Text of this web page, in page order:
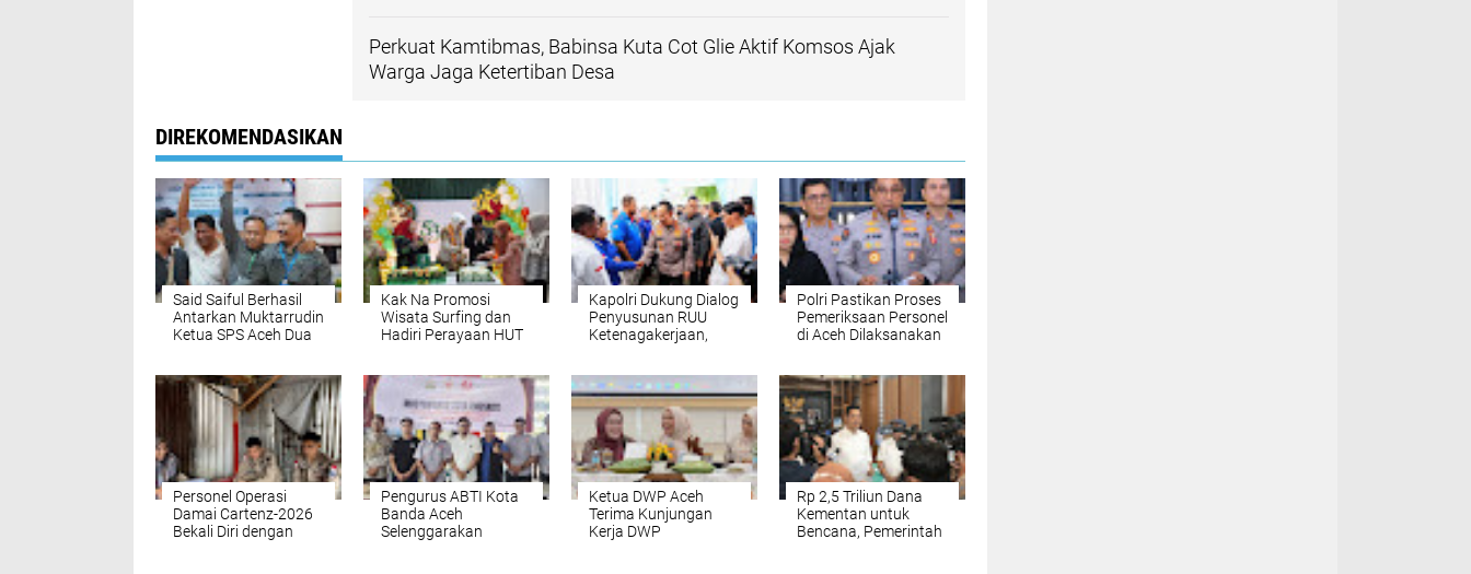
Perkuat Kamtibmas, Babinsa Kuta Cot Glie Aktif Komsos Ajak
Warga Jaga Ketertiban Desa
DIREKOMENDASIKAN
Said Saiful Berhasil
Antarkan Muktarrudin
Ketua SPS Aceh Dua
Kak Na Promosi
Wisata Surfing dan
Hadiri Perayaan HUT
Kapolri Dukung Dialog
Penyusunan RUU
Ketenagakerjaan,
Polri Pastikan Proses
Pemeriksaan Personel
di Aceh Dilaksanakan
Personel Operasi
Damai Cartenz-2026
Bekali Diri dengan
Pengurus ABTI Kota
Banda Aceh
Selenggarakan
Ketua DWP Aceh
Terima Kunjungan
Kerja DWP
Rp 2,5 Triliun Dana
Kementan untuk
Bencana, Pemerintah